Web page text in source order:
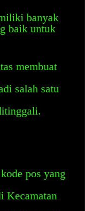
banyak
baik untuk
membuat
salah satu
pos yang
Kecamatan